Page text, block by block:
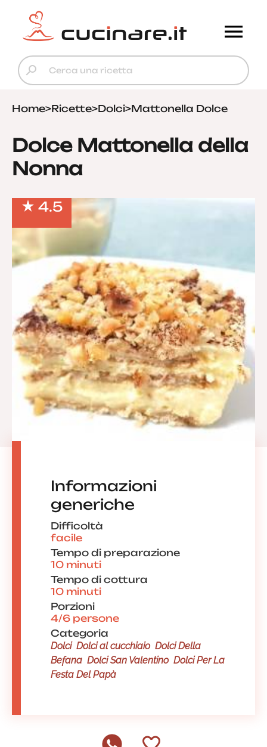
Home>Ricette>Dolci>Mattonella Dolce
Dolce Mattonella della
Nonna
4.5
Informazioni
generiche
Difficoltà
facile
Tempo di preparazione
10 minuti
Tempo di cottura
10 minuti
Porzioni
4/6 persone
Categoria
Dolci Dolci al cucchiaio Dolci Della
Befana Dolci San Valentino Dolci Per La
Festa Del Papà